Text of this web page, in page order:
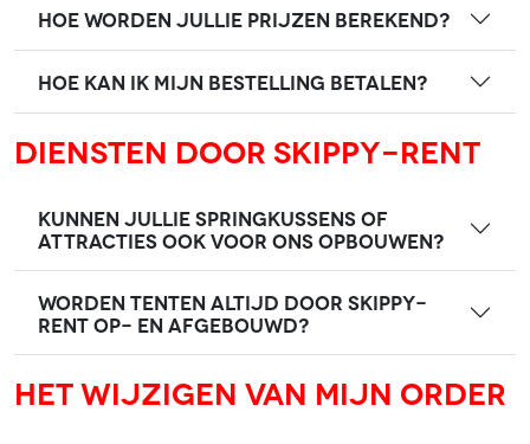
Hoe worden jullie prijzen berekend?
Hoe kan ik mijn bestelling betalen?
Diensten door Skippy-rent
Kunnen jullie springkussens of
attracties ook voor ons opbouwen?
Worden tenten altijd door Skippy-
Rent op- en afgebouwd?
Het wijzigen van mijn order